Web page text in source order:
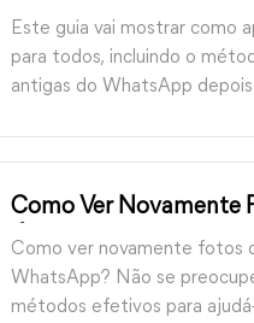
Todos Depois de
Este guia vai mostrar como
para todos, incluindo o
antigas do WhatsApp
Como Ver Novamente
Única no WhatsApp
Como ver novamente fotos
WhatsApp? Não se
métodos efetivos para